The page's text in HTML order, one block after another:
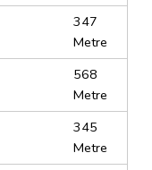
347
Metre
568
Metre
345
Metre